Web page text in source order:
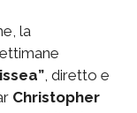
la
, diretto e
Christopher